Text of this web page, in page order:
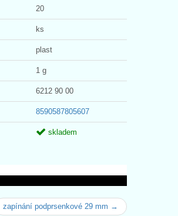
20
ks
plast
1 g
6212 90 00
8590587805607
skladem
zapínání podprsenkové 29 mm →